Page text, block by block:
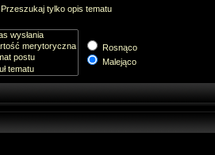
Przeszukaj tylko opis tematu
Rosnąco
Malejąco